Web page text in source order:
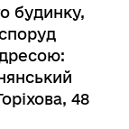
будинку,
48